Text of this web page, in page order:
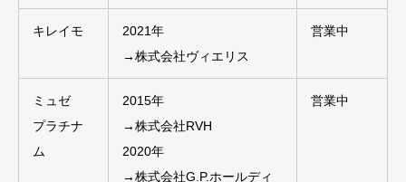
キレイモ
2021年
→株式会社ヴィエリス
営業中
ミュゼ
プラチナ
ム
2015年
→株式会社RVH
2020年
→株式会社G.P.ホールディ
営業中